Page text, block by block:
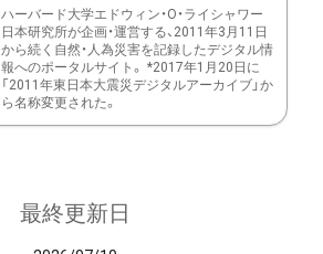
ハーバード大学エドウィン・O・ライシャワー
日本研究所が企画・運営する、2011年3月11日
から続く自然・人為災害を記録したデジタル情
報へのポータルサイト。 *2017年1月20日に
「2011年東日本大震災デジタルアーカイブ」か
ら名称変更された。
最終更新日